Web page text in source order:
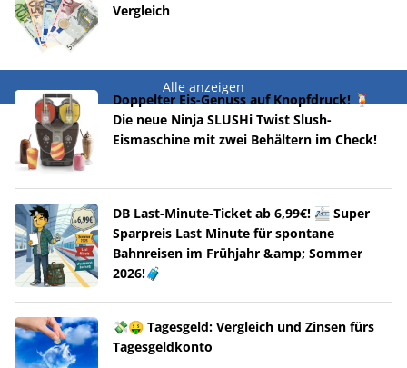
Vergleich
Alle anzeigen
Doppelter Eis-Genuss auf Knopfdruck! 🍹
Die neue Ninja SLUSHi Twist Slush-
Eismaschine mit zwei Behältern im Check!
DB Last-Minute-Ticket ab 6,99€! 🚈 Super
Sparpreis Last Minute für spontane
Bahnreisen im Frühjahr &amp; Sommer
2026!🧳
💸🤑 Tagesgeld: Vergleich und Zinsen fürs
Tagesgeldkonto